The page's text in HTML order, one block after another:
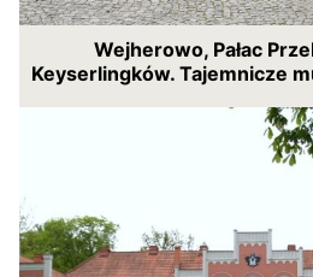
Wejherowo, Pałac
Keyserlingków. Tajemnicze